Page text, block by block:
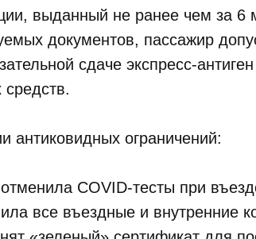
выданный не ранее чем за 6
документов, пассажир
сдаче экспресс-
средств.
антиковидных ограничений:
COVID-тесты при
все въездные и внутренние